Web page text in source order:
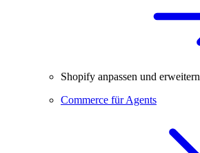
Shopify anpassen und erweitern
Commerce für Agents